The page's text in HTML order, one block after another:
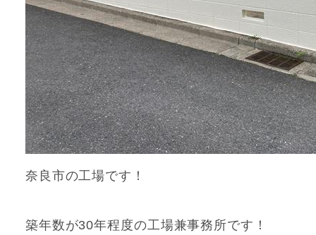
奈良市の工場です！
築年数が30年程度の工場兼事務所です！